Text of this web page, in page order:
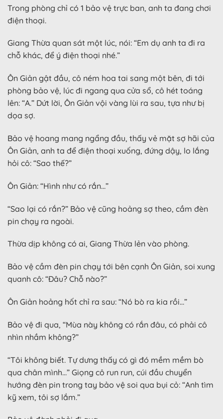
Trong phòng chỉ có 1 bảo vệ trực ban, anh ta đang chơi
điện thoại.
Giang Thừa quan sát một lúc, nói: “Em dụ anh ta đi ra
chỗ khác, để ý điện thoại nhé.”
Ôn Giản gật đầu, cô ném hoa tai sang một bên, đi tới
phòng bảo vệ, lúc đi ngang qua cửa sổ, cô hét toáng
lên: “A.” Dứt lời, Ôn Giản vội vàng lùi ra sau, tựa như bị
dọa sợ.
Bảo vệ hoang mang ngẩng đầu, thấy vẻ mặt sợ hãi của
Ôn Giản, anh ta để điện thoại xuống, đứng dậy, lo lắng
hỏi cô: “Sao thế?”
Ôn Giản: “Hình như có rắn…”
“Sao lại có rắn?” Bảo vệ cũng hoảng sợ theo, cầm đèn
pin chạy ra ngoài.
Thừa dịp không có ai, Giang Thừa lẻn vào phòng.
Bảo vệ cầm đèn pin chạy tới bên cạnh Ôn Giản, soi xung
quanh cô: “Đâu? Chỗ nào?”
Ôn Giản hoảng hốt chỉ ra sau: “Nó bò ra kia rồi…”
Bảo vệ đi qua, “Mùa này không có rắn đâu, có phải cô
nhìn nhầm không?”
“Tôi không biết. Tự dưng thấy có gì đó mềm mềm bò
qua chân mình…” Giọng cô run run, cúi đầu chuyển
hướng đèn pin trong tay bảo vệ soi qua bụi cỏ: “Anh tìm
kỹ xem, tôi sợ lắm.”